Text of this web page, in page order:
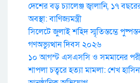
দেশের বড় চ্যালেঞ্জ জ্বালানি, ১৭
অবস্থা: বাণিজ্যমন্ত্রী
সিলেটে জুলাই শহিদ স্মৃতিস্তম্ভে
গণঅভ্যুত্থান দিবস ২০২৬
১০ আগস্ট এসএসসি ও সমমানের
শাপলা চত্বরে হত্যা মামলা: শেখ